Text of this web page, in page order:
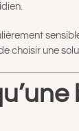
choisir une